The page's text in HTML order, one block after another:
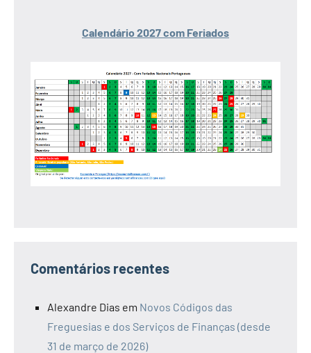
Calendário 2027 com Feriados
Comentários recentes
Alexandre Dias em Novos Códigos das
Freguesias e dos Serviços de Finanças (desde
31 de março de 2026)